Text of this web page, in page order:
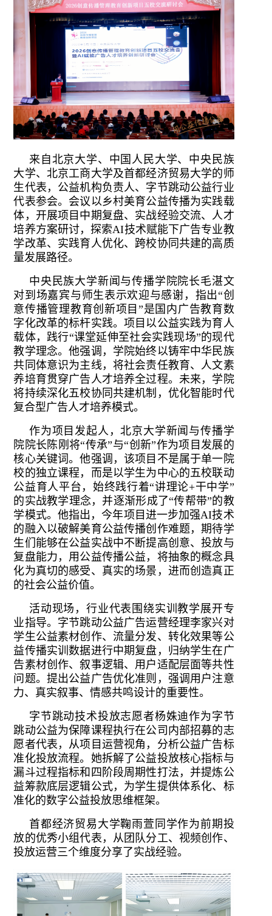
来自北京大学、中国人民大学、中央民族
大学、北京工商大学及首都经济贸易大学的师
生代表，公益机构负责人、字节跳动公益行业
代表参会。会议以乡村美育公益传播为实践载
体，开展项目中期复盘、实战经验交流、人才
培养方案研讨，探索AI技术赋能下广告专业教
学改革、实践育人优化、跨校协同共建的高质
量发展路径。
中央民族大学新闻与传播学院院长毛湛文
对到场嘉宾与师生表示欢迎与感谢，指出“创
意传播管理教育创新项目”是国内广告教育数
字化改革的标杆实践。项目以公益实践为育人
载体，践行“课堂延伸至社会实践现场”的现代
教学理念。他强调，学院始终以铸牢中华民族
共同体意识为主线，将社会责任教育、人文素
养培育贯穿广告人才培养全过程。未来，学院
将持续深化五校协同共建机制，优化智能时代
复合型广告人才培养模式。
作为项目发起人，北京大学新闻与传播学
院院长陈刚将“传承”与“创新”作为项目发展的
核心关键词。他强调，该项目不是属于单一院
校的独立课程，而是以学生为中心的五校联动
公益育人平台，始终践行着“讲理论+干中学”
的实战教学理念，并逐渐形成了“传帮带”的教
学模式。他指出，今年项目进一步加强AI技术
的融入以破解美育公益传播创作难题，期待学
生们能够在公益实战中不断提高创意、投放与
复盘能力，用公益传播公益，将抽象的概念具
化为真切的感受、真实的场景，进而创造真正
的社会公益价值。
活动现场，行业代表围绕实训教学展开专
业指导。字节跳动公益广告运营经理李家兴对
学生公益素材创作、流量分发、转化效果等公
益传播实训数据进行中期复盘，归纳学生在广
告素材创作、叙事逻辑、用户适配层面等共性
问题。提出公益广告优化准则，强调用户注意
力、真实叙事、情感共鸣设计的重要性。
字节跳动技术投放志愿者杨姝迪作为字节
跳动公益为保障课程执行在公司内部招募的志
愿者代表，从项目运营视角，分析公益广告标
准化投放流程。她拆解了公益投放核心指标与
漏斗过程指标和四阶段周期性打法，并提炼公
益筹款底层逻辑公式，为学生提供体系化、标
准化的数字公益投放思维框架。
首都经济贸易大学鞠雨萱同学作为前期投
放的优秀小组代表，从团队分工、视频创作、
投放运营三个维度分享了实战经验。